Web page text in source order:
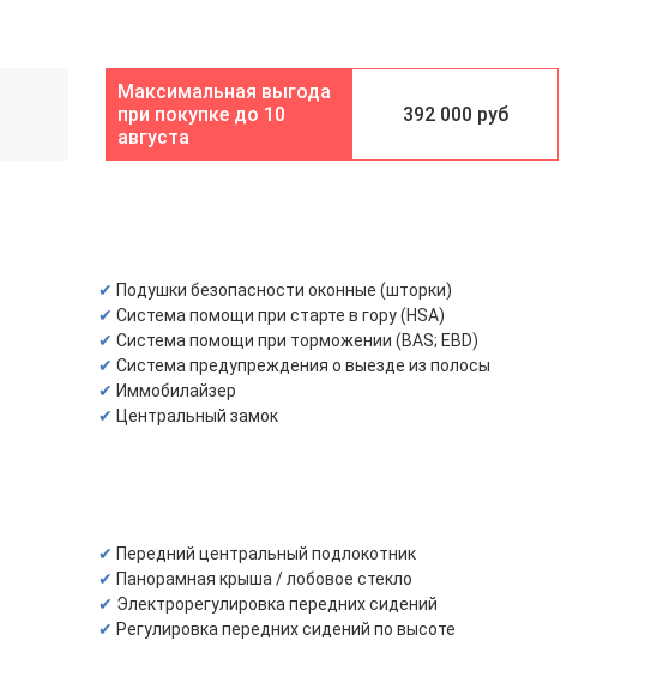
10
августа
392 000 руб
Подушки безопасности оконные (шторки)
Система помощи при старте в гору (HSA)
Система помощи при торможении (BAS; EBD)
Система предупреждения о выезде из полосы
Иммобилайзер
Центральный замок
Передний центральный подлокотник
Панорамная крыша / лобовое стекло
Электрорегулировка передних сидений
Регулировка передних сидений по высоте